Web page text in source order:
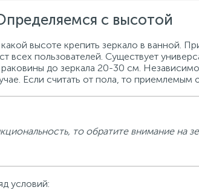
с высотой
высоте крепить зеркало в ванной.
всех пользователей. Существует
до зеркала 20-30 см.
Если считать от пола, то приемлемым
то обратите внимание
условий: